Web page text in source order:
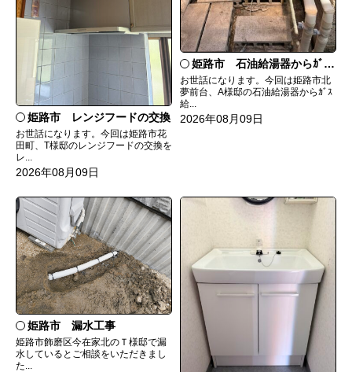
姫路市 レンジフードの交換
お世話になります。今回は姫路市花
田町、T様邸のレンジフードの交換を
レ...
2026年08月09日
姫路市 石油給湯器からｶﾞｽ給湯器へ取替
お世話になります。今回は姫路市北
夢前台、A様邸の石油給湯器からｶﾞｽ
給...
2026年08月09日
姫路市 漏水工事
姫路市飾磨区今在家北のＴ様邸で漏
水しているとご相談をいただきまし
た...